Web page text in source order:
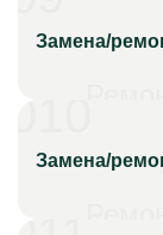
Замена/
Замена/